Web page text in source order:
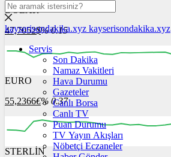
DOLAR
47,7052$% 0.15
12:00 13:00 14:00
EURO
55,2366€% 0.37
12:00 13:00 14:00
STERLİN
kayserisondakika.xyz kayserisondakika.xyz
Servis
Son Dakika
Namaz Vakitleri
Hava Durumu
Gazeteler
Canlı Borsa
Canlı TV
Puan Durumu
TV Yayın Akışları
Nöbetçi Eczaneler